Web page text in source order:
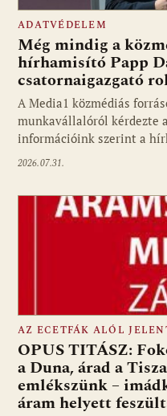
ADATVÉDELEM
Még mindig a
hírhamisító Papp
csatornaigazgató
A Media1 közmédiás
munkavállalóról kérdezte
információink szerint a
2026.07.31.
AZ ECETFÁK ALÓL
OPUS TITÁSZ:
a Duna, árad a
emlékszünk –
áram helyett